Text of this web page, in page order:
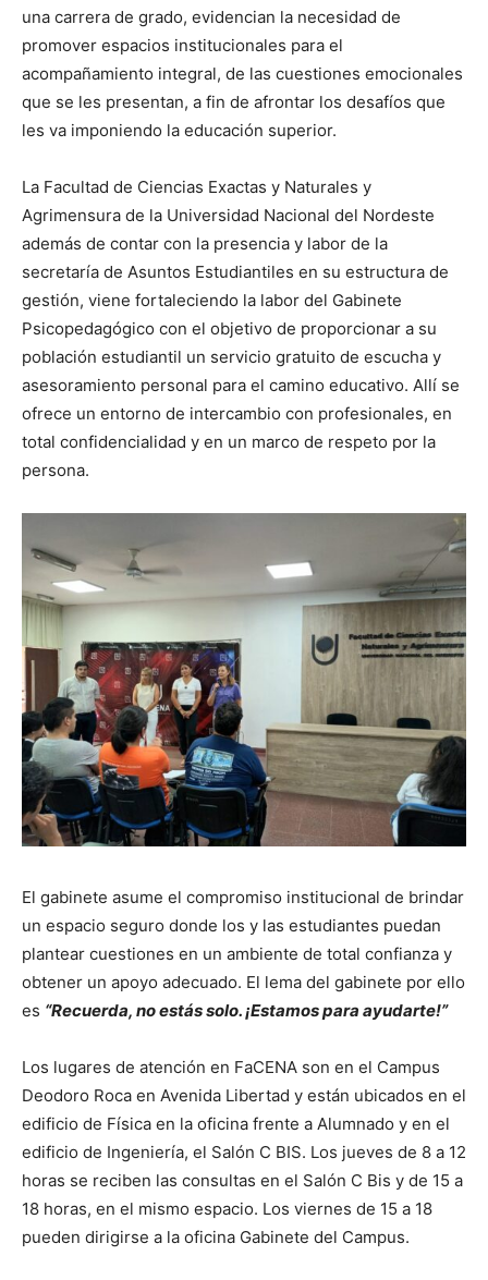
una carrera de grado, evidencian la necesidad de
promover espacios institucionales para el
acompañamiento integral, de las cuestiones emocionales
que se les presentan, a fin de afrontar los desafíos que
les va imponiendo la educación superior.
La Facultad de Ciencias Exactas y Naturales y
Agrimensura de la Universidad Nacional del Nordeste
además de contar con la presencia y labor de la
secretaría de Asuntos Estudiantiles en su estructura de
gestión, viene fortaleciendo la labor del Gabinete
Psicopedagógico con el objetivo de proporcionar a su
población estudiantil un servicio gratuito de escucha y
asesoramiento personal para el camino educativo. Allí se
ofrece un entorno de intercambio con profesionales, en
total confidencialidad y en un marco de respeto por la
persona.
El gabinete asume el compromiso institucional de brindar
un espacio seguro donde los y las estudiantes puedan
plantear cuestiones en un ambiente de total confianza y
obtener un apoyo adecuado. El lema del gabinete por ello
es “Recuerda, no estás solo. ¡Estamos para ayudarte!”
Los lugares de atención en FaCENA son en el Campus
Deodoro Roca en Avenida Libertad y están ubicados en el
edificio de Física en la oficina frente a Alumnado y en el
edificio de Ingeniería, el Salón C BIS. Los jueves de 8 a 12
horas se reciben las consultas en el Salón C Bis y de 15 a
18 horas, en el mismo espacio. Los viernes de 15 a 18
pueden dirigirse a la oficina Gabinete del Campus.